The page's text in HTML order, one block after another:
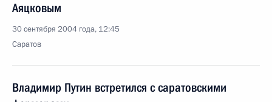
Аяцковым
30 сентября 2004 года, 12:45
Саратов
Владимир Путин встретился с саратовскими